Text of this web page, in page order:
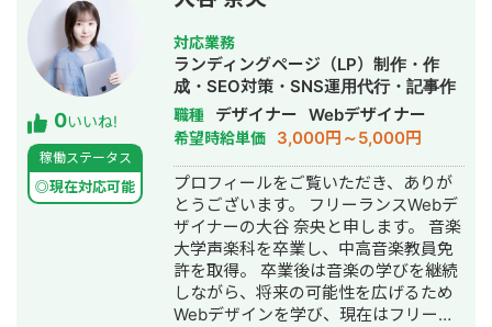
0いいね!
稼働ステータス
◎現在対応可能
対応業務
ランディングページ（LP）制作・作
成・SEO対策・SNS運用代行・記事作
成代行・ライティング・ホームページ
制作・作成・バナー制作・デザイン・
AI活用
職種 デザイナー Webデザイナー
希望時給単価 3,000円～5,000円
プロフィールをご覧いただき、ありが
とうございます。 フリーランスWebデ
ザイナーの大谷 奈央と申します。 音楽
大学声楽科を卒業し、中高音楽教員免
許を取得。 卒業後は音楽の学びを継続
しながら、将来の可能性を広げるため
Webデザインを学び、現在はフリーラ